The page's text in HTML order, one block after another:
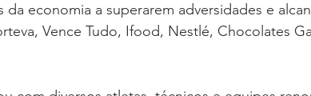
da economia a superarem adversidades e
Vence Tudo, Ifood, Nestlé, Chocolates